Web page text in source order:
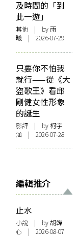
及時間的「到
此一遊」
其他 | by 雨
曦 | 2026-07-29
只要你不怕我
就行——從《大
盜歌王》看邱
剛健女性形象
的誕生
影評 | by 柯宇
涵 | 2026-07-28
編輯推介
止水
小說 | by 胡韡
心 | 2026-08-07